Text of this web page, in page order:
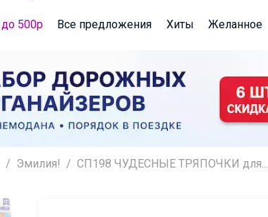
500р Все предложения Хиты Желанное
Эмилия! СП198 ЧУДЕСНЫЕ ТРЯПОЧКИ для...